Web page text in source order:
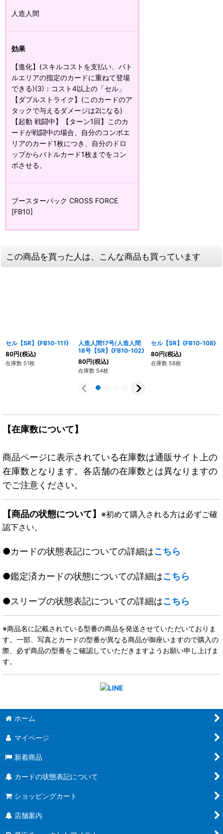
人造人間
効果
【進化】(スキルコストを支払い、バト
ルエリアの指定のカードに重ねて登場
できる)(3)：コスト4以上の「セル」
【ダブルストライク】(このカードのア
タックで与えるダメージは2になる)
【起動 戦闘中】【ターン1回】このカ
ードが戦闘中の場合、自分のコンボエ
リアのカード1枚につき、自分のドロ
ップからバトルカード1枚までをコン
ボさせる。
ブースターパック CROSS FORCE
[FB10]
この商品を買った人は、こんな商品も買っています
セル【SR】{FB10-111}
80円(税込)
在庫数 51枚
人造人間17号/人造人間
18号【SR】{FB10-102}
80円(税込)
在庫数 54枚
セル【SR】{FB10-108}
80円(税込)
在庫数 58枚
【在庫数について】
商品ページに表示されている在庫数は通販サイト上の
在庫数となります。各店舗の在庫数とは異なりますの
でご注意ください。
【商品の状態について】 ※初めて購入される方は必ずご確
認下さい。
●カードの状態表記についての詳細はこちら
●鑑定済カードの状態についての詳細はこちら
●スリーブの状態表記についての詳細はこちら
※商品名に記載されている型番の商品を発送させていただいておりま
す。一部、写真とカードの型番が異なる商品が御座いますので購入の
際、必ず商品の型番をご確認していただきますようお願い申し上げま
す。
ホーム
マイページ
新着商品
カードの状態表記について
ショッピングカート
店舗案内